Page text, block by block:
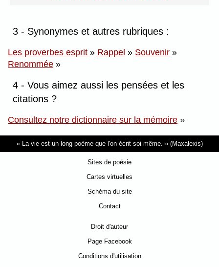
3 - Synonymes et autres rubriques :
Les proverbes esprit » Rappel » Souvenir »
Renommée »
4 - Vous aimez aussi les pensées et les
citations ?
Consultez notre dictionnaire sur la mémoire »
La vie est un long poème que l'on écrit soi-même. (Maxalexis)
Sites de poésie
Cartes virtuelles
Schéma du site
Contact
Droit d'auteur
Page Facebook
Conditions d'utilisation